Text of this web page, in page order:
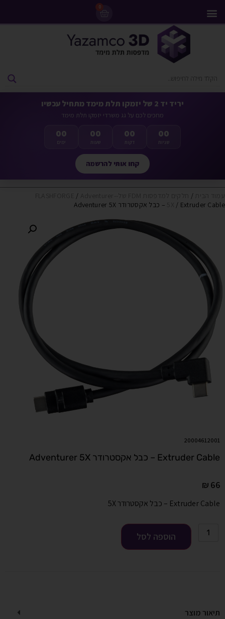
0
יריד יד 2 של יזמקו תלת מימד מתחיל עכשיו
מחכים לכם על גג משרדי יזמקו תלת מימד
00
ימים
00
שעות
00
דקות
00
שניות
קחו אותי להרשמה
/
/
/ Extruder Cable – כבל אקסטרודר Adventurer 5X
20004612001
Extruder Cable – כבל אקסטרודר Adventurer 5X
₪ 66
Extruder Cable – כבל אקסטרודר 5X
הוספה לסל
תיאור מוצר